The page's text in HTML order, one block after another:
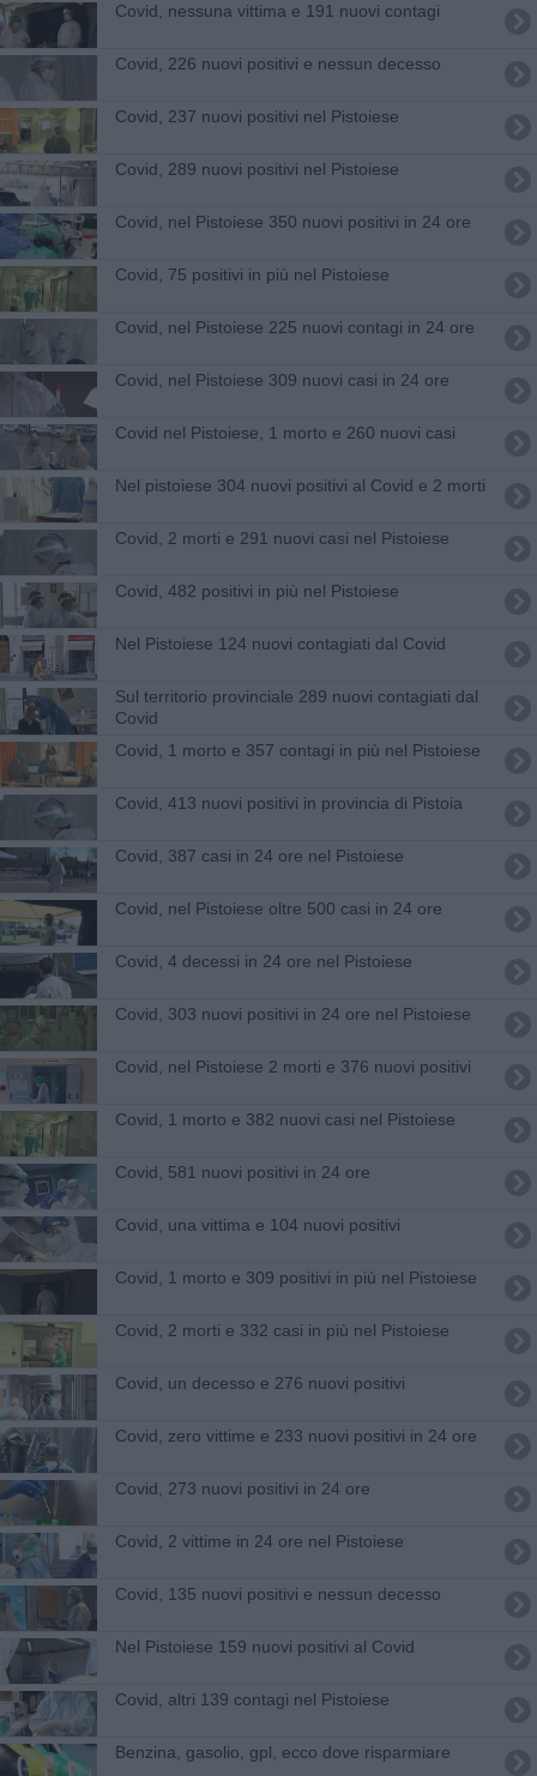
Covid, nessuna vittima e 191 nuovi contagi
Covid, 226 nuovi positivi e nessun decesso
Covid, 237 nuovi positivi nel Pistoiese
Covid, 289 nuovi positivi nel Pistoiese
Covid, nel Pistoiese 350 nuovi positivi in 24 ore
Covid, 75 positivi in più nel Pistoiese
Covid, nel Pistoiese 225 nuovi contagi in 24 ore
Covid, nel Pistoiese 309 nuovi casi in 24 ore
Covid nel Pistoiese, 1 morto e 260 nuovi casi
Nel pistoiese 304 nuovi positivi al Covid e 2 morti
Covid, 2 morti e 291 nuovi casi nel Pistoiese
Covid, 482 positivi in più nel Pistoiese
Nel Pistoiese 124 nuovi contagiati dal Covid
Sul territorio provinciale 289 nuovi contagiati dal
Covid
Covid, 1 morto e 357 contagi in più nel Pistoiese
Covid, 413 nuovi positivi in provincia di Pistoia
​Covid, 387 casi in 24 ore nel Pistoiese
Covid, nel Pistoiese oltre 500 casi in 24 ore
Covid, 4 decessi in 24 ore nel Pistoiese
Covid, 303 nuovi positivi in 24 ore nel Pistoiese
Covid, nel Pistoiese 2 morti e 376 nuovi positivi
Covid, 1 morto e 382 nuovi casi nel Pistoiese
Covid, 581 nuovi positivi in 24 ore
Covid, una vittima e 104 nuovi positivi
Covid, 1 morto e 309 positivi in più nel Pistoiese
Covid, 2 morti e 332 casi in più nel Pistoiese
Covid, un decesso e 276 nuovi positivi
Covid, zero vittime e 233 nuovi positivi in 24 ore
Covid, 273 nuovi positivi in 24 ore
Covid, 2 vittime in 24 ore nel Pistoiese
Covid, 135 nuovi positivi e nessun decesso
Nel Pistoiese 159 nuovi positivi al Covid
Covid, altri 139 contagi nel Pistoiese
​Benzina, gasolio, gpl, ecco dove risparmiare